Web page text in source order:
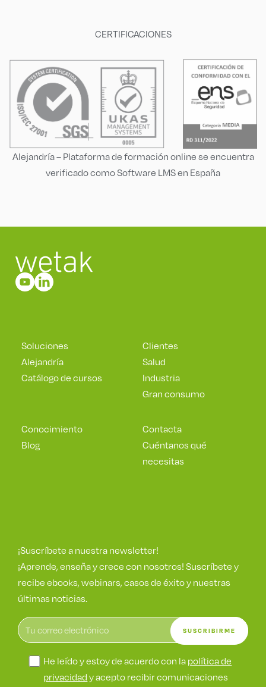
CERTIFICACIONES
Alejandría – Plataforma de formación online se encuentra
verificado como Software LMS en España
Soluciones
Alejandría
Catálogo de cursos
Clientes
Salud
Industria
Gran consumo
Conocimiento
Blog
Contacta
Cuéntanos qué
necesitas
¡Suscríbete a nuestra newsletter!
¡Aprende, enseña y crece con nosotros! Suscríbete y
recibe ebooks, webinars, casos de éxito y nuestras
últimas noticias.
He leído y estoy de acuerdo con la política de
privacidad y acepto recibir comunicaciones